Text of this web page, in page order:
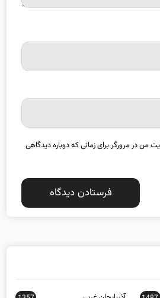
من در مرورگر برای زمانی که دوباره دیدگاهی